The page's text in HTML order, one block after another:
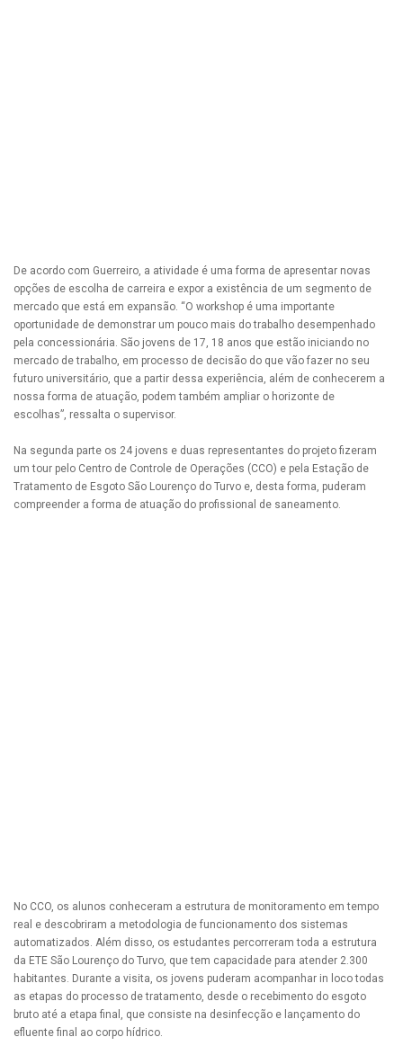
De acordo com Guerreiro, a atividade é uma forma de apresentar novas
opções de escolha de carreira e expor a existência de um segmento de
mercado que está em expansão. “O workshop é uma importante
oportunidade de demonstrar um pouco mais do trabalho desempenhado
pela concessionária. São jovens de 17, 18 anos que estão iniciando no
mercado de trabalho, em processo de decisão do que vão fazer no seu
futuro universitário, que a partir dessa experiência, além de conhecerem a
nossa forma de atuação, podem também ampliar o horizonte de
escolhas”, ressalta o supervisor.
Na segunda parte os 24 jovens e duas representantes do projeto fizeram
um tour pelo Centro de Controle de Operações (CCO) e pela Estação de
Tratamento de Esgoto São Lourenço do Turvo e, desta forma, puderam
compreender a forma de atuação do profissional de saneamento.
No CCO, os alunos conheceram a estrutura de monitoramento em tempo
real e descobriram a metodologia de funcionamento dos sistemas
automatizados. Além disso, os estudantes percorreram toda a estrutura
da ETE São Lourenço do Turvo, que tem capacidade para atender 2.300
habitantes. Durante a visita, os jovens puderam acompanhar in loco todas
as etapas do processo de tratamento, desde o recebimento do esgoto
bruto até a etapa final, que consiste na desinfecção e lançamento do
efluente final ao corpo hídrico.